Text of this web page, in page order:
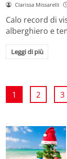
Clarissa Missarelli
Calo record di
alberghiero e
Leggi di più
1 2 3